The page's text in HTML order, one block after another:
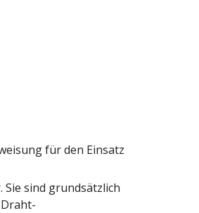
für den Einsatz
sind grundsätzlich